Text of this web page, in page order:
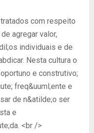
com respeito
agregar valor,
individuais e de
Nesta cultura o
e construtivo;
freq&uuml;ente e
de n&atilde;o ser
e
<br />